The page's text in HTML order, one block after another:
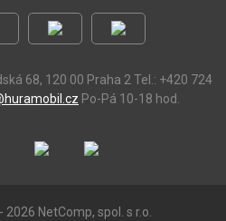
68, 120 00 Praha 2 Tel.: +420 724
Po-Pá 10-18 hod.
NetComp, spol. s r.o.